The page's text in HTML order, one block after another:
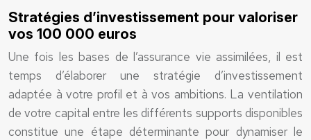
Stratégies d’investissement pour valoriser
vos 100 000 euros
Une fois les bases de l’assurance vie assimilées, il est
temps d’élaborer une stratégie d’investissement
adaptée à votre profil et à vos ambitions. La ventilation
de votre capital entre les différents supports disponibles
constitue une étape déterminante pour dynamiser le